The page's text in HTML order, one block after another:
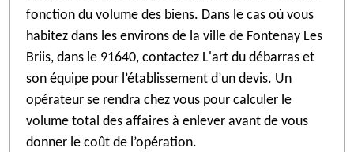
fonction du volume des biens. Dans le cas où vous
habitez dans les environs de la ville de Fontenay Les
Briis, dans le 91640, contactez L'art du débarras et
son équipe pour l’établissement d’un devis. Un
opérateur se rendra chez vous pour calculer le
volume total des affaires à enlever avant de vous
donner le coût de l’opération.